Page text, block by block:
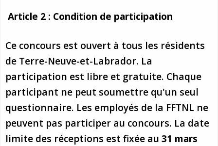
Allison Chaytor
Maurice Nzoyamara
Lee Trowbridge
Randy Follet
Skye Fisher
Pamela Tucker
Article 2 : Condition de participation
Ce concours est ouvert à tous les résidents
de Terre-Neuve-et-Labrador. La
participation est libre et gratuite. Chaque
participant ne peut soumettre qu'un seul
questionnaire. Les employés de la FFTNL ne
peuvent pas participer au concours. La date
limite des réceptions est fixée au 31 mars